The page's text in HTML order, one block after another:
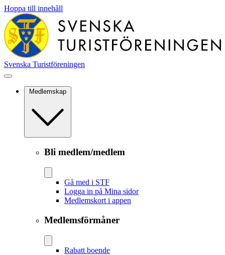
Hoppa till innehåll
Svenska Turistföreningen
Medlemskap
Bli medlem/medlem
Gå med i STF
Logga in på Mina sidor
Medlemskort i appen
Medlemsförmåner
Rabatt boende